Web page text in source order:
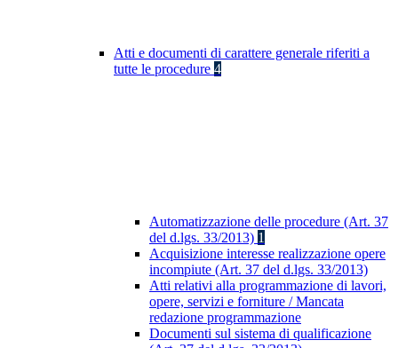
Atti e documenti di carattere generale riferiti a
tutte le procedure 4
Automatizzazione delle procedure (Art. 37
del d.lgs. 33/2013) 1
Acquisizione interesse realizzazione opere
incompiute (Art. 37 del d.lgs. 33/2013)
Atti relativi alla programmazione di lavori,
opere, servizi e forniture / Mancata
redazione programmazione
Documenti sul sistema di qualificazione